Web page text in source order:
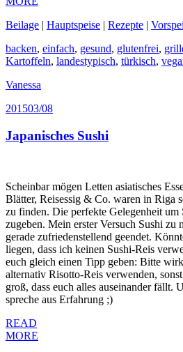
Beilage | Hauptspeise | Rezepte |
backen, einfach, gesund, glutenfrei,
Kartoffeln, landestypisch, türkisch,
Vanessa
201503/08
Japanisches Sushi
Scheinbar mögen Letten asiatisches
Blätter, Reisessig & Co. waren in Riga
zu finden. Die perfekte Gelegenheit um
zugeben. Mein erster Versuch Sushi zu
gerade zufriedenstellend geendet.
liegen, dass ich keinen Sushi-Reis
euch gleich einen Tipp geben: Bitte
alternativ Risotto-Reis verwenden,
groß, dass euch alles auseinander fällt.
spreche aus Erfahrung ;)
READ
MORE